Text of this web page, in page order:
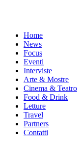
Home
News
Focus
Eventi
Interviste
Arte & Mostre
Cinema & Teatro
Food & Drink
Letture
Travel
Partners
Contatti